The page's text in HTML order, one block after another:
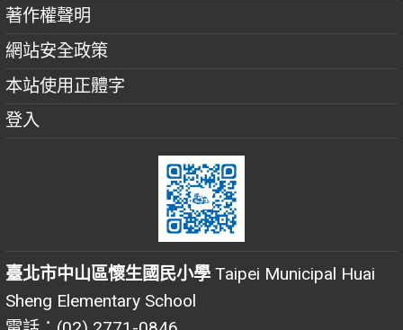
著作權聲明
網站安全政策
本站使用正體字
登入
臺北市中山區懷生國民小學 Taipei Municipal Huai
Sheng Elementary School